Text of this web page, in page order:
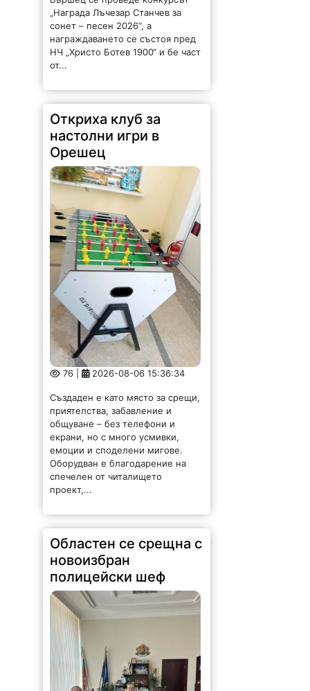
Откриха клуб за
настолни игри в
Орешец
76 | 2026-08-06 15:36:34
Създаден е като място за срещи,
приятелства, забавление и
общуване – без телефони и
екрани, но с много усмивки,
емоции и споделени мигове.
Оборудван е благодарение на
спечелен от читалището
проект,...
Областен се срещна с
новоизбран
полицейски шеф
197 | 2026-08-06 15:11:55